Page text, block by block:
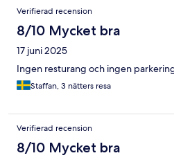
Verifierad recension
8/10 Mycket bra
17 juni 2025
Ingen resturang och ingen
Staffan, 3 nätters resa
Verifierad recension
8/10 Mycket bra